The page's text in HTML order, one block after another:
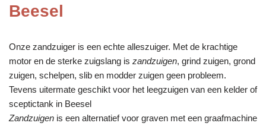
Beesel
Onze zandzuiger is een echte alleszuiger. Met de krachtige
motor en de sterke zuigslang is zandzuigen, grind zuigen, grond
zuigen, schelpen, slib en modder zuigen geen probleem.
Tevens uitermate geschikt voor het leegzuigen van een kelder of
sceptictank in Beesel
Zandzuigen is een alternatief voor graven met een graafmachine